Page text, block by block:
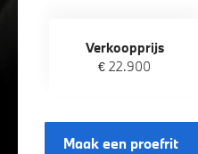
Verkoopprijs
€ 22.900
Maak een proefrit